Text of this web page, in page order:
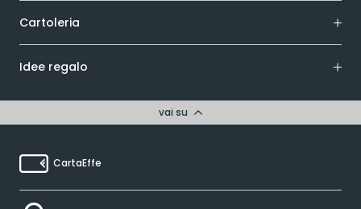
Cartoleria
Idee regalo
vai su
CartaEffe